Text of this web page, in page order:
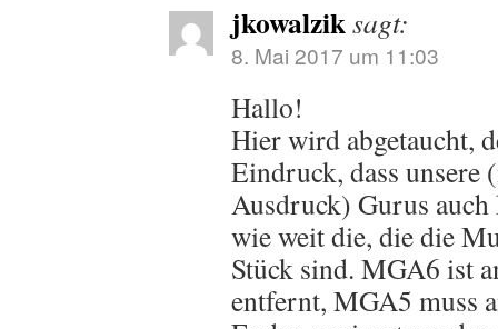
jkowalziksagt:
8. Mai 2017 um 11:03
Hallo!
Hier wird abgetaucht,
Eindruck, dass unsere
Ausdruck) Gurus
wie weit die, die die
Stück sind. MGA6 ist
entfernt, MGA5 muss